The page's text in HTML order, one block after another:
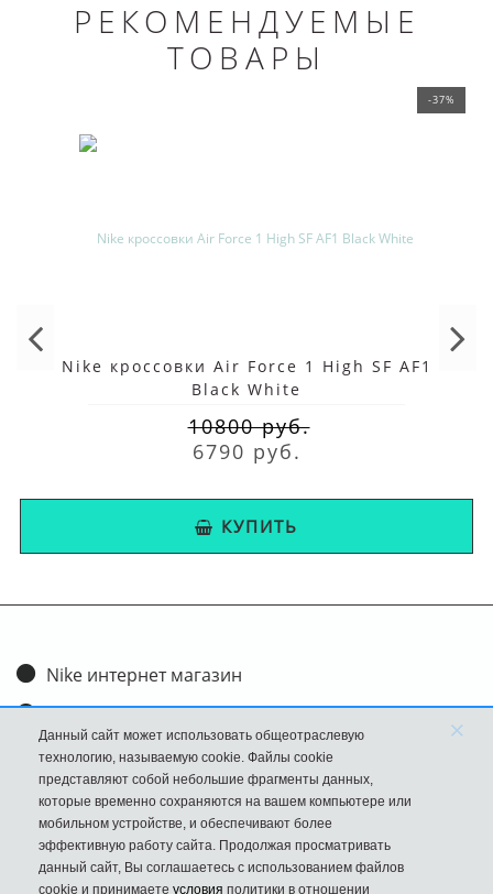
РЕКОМЕНДУЕМЫЕ
ТОВАРЫ
-37%
Nike кроссовки Air Force 1 High SF AF1
Black White
10800 руб.
6790 руб.
КУПИТЬ
Nike интернет магазин
Доставка и оплата
Обмен и возврат
Размеры
FAQ
Новости
Данный сайт может использовать общеотраслевую
технологию, называемую cookie. Файлы cookie
представляют собой небольшие фрагменты данных,
которые временно сохраняются на вашем компьютере или
мобильном устройстве, и обеспечивают более
эффективную работу сайта. Продолжая просматривать
данный сайт, Вы соглашаетесь с использованием файлов
cookie и принимаете условия политики в отношении
×